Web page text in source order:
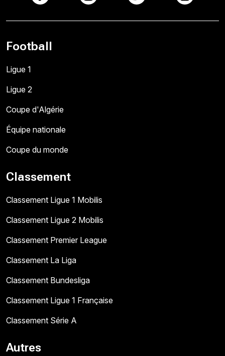
Football
Ligue 1
Ligue 2
Coupe d'Algérie
Équipe nationale
Coupe du monde
Classement
Classement Ligue 1 Mobilis
Classement Ligue 2 Mobilis
Classement Premier League
Classement La Liga
Classement Bundesliga
Classement Ligue 1 Française
Classement Série A
Autres